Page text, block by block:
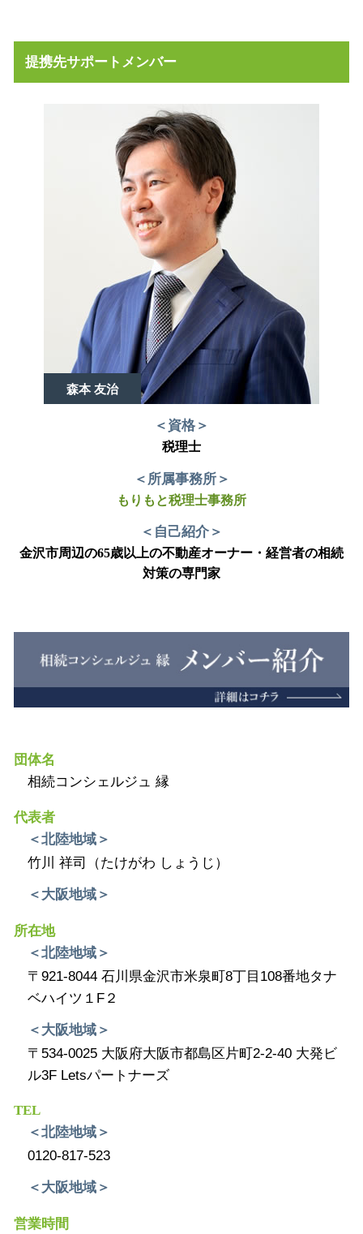
提携先サポートメンバー
森本 友治
＜資格＞
税理士
＜所属事務所＞
もりもと税理士事務所
＜自己紹介＞
金沢市周辺の65歳以上の不動産オーナー・経営者の相続
対策の専門家
団体名
相続コンシェルジュ 縁
代表者
＜北陸地域＞
竹川 祥司（たけがわ しょうじ）
＜大阪地域＞
所在地
＜北陸地域＞
〒921-8044 石川県金沢市米泉町8丁目108番地タナ
ベハイツ１F２
＜大阪地域＞
〒534-0025 大阪府大阪市都島区片町2-2-40 大発ビ
ル3F Letsパートナーズ
TEL
＜北陸地域＞
0120-817-523
＜大阪地域＞
営業時間